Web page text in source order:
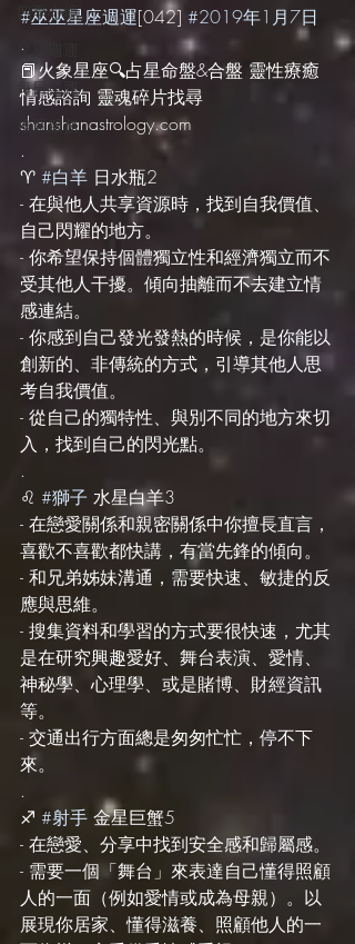
四季心境
星座週運
每日星運
推薦服務
#巫巫星座週運[042] #2019年1月7日
.
📕火象星座🔍占星命盤&合盤 靈性療癒
情感諮詢 靈魂碎片找尋
shanshanastrology.com
.
♈️ #白羊 日水瓶2
- 在與他人共享資源時，找到自我價值、
自己閃耀的地方。
- 你希望保持個體獨立性和經濟獨立而不
受其他人干擾。傾向抽離而不去建立情
感連結。
- 你感到自己發光發熱的時候，是你能以
創新的、非傳統的方式，引導其他人思
考自我價值。
- 從自己的獨特性、與別不同的地方來切
入，找到自己的閃光點。
.
♌️ #獅子 水星白羊3
- 在戀愛關係和親密關係中你擅長直言，
喜歡不喜歡都快講，有當先鋒的傾向。
- 和兄弟姊妹溝通，需要快速、敏捷的反
應與思維。
- 搜集資料和學習的方式要很快速，尤其
是在研究興趣愛好、舞台表演、愛情、
神秘學、心理學、或是賭博、財經資訊
等。
- 交通出行方面總是匆匆忙忙，停不下
來。
.
♐️ #射手 金星巨蟹5
- 在戀愛、分享中找到安全感和歸屬感。
- 需要一個「舞台」來表達自己懂得照顧
人的一面（例如愛情或成為母親）。以
展現你居家、懂得滋養、照顧他人的一